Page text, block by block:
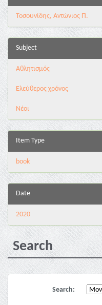
Τοσουνίδης, Αντώνιος Π.
Subject
Αθλητισμός
Ελεύθερος χρόνος
Νέοι
Item Type
book
Date
2020
Search
Search: